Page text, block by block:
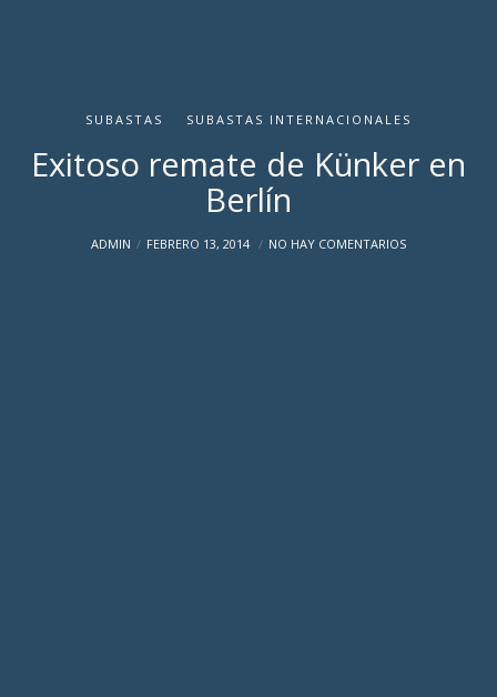
SUBASTAS SUBASTAS INTERNACIONALES
Exitoso remate de Künker en
Berlín
ADMIN FEBRERO 13, 2014 NO HAY COMENTARIOS